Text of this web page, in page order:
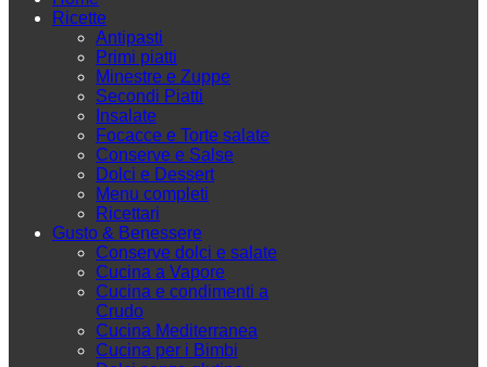
Ricette
Antipasti
Primi piatti
Minestre e Zuppe
Secondi Piatti
Insalate
Focacce e Torte salate
Conserve e Salse
Dolci e Dessert
Menu completi
Ricettari
Gusto & Benessere
Conserve dolci e salate
Cucina a Vapore
Cucina e condimenti a
Crudo
Cucina Mediterranea
Cucina per i Bimbi